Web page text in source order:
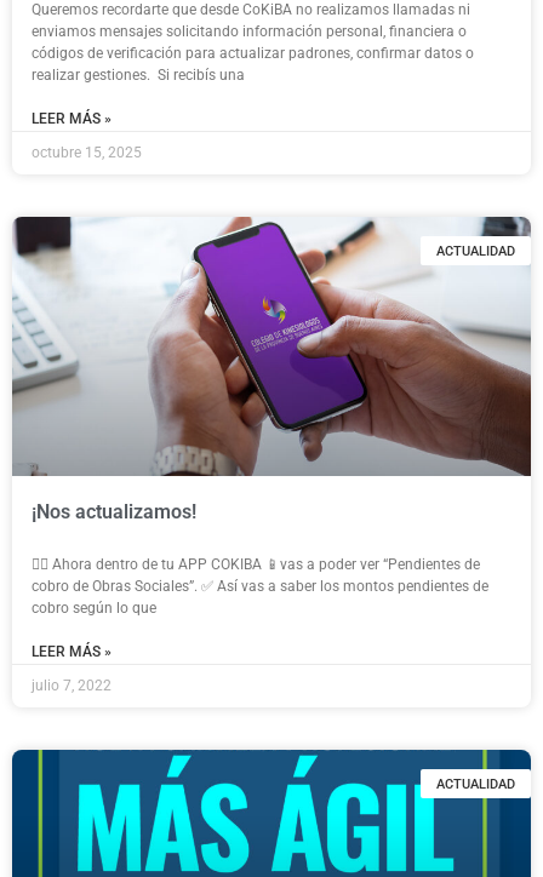
Queremos recordarte que desde CoKiBA no realizamos llamadas ni
enviamos mensajes solicitando información personal, financiera o
códigos de verificación para actualizar padrones, confirmar datos o
realizar gestiones. Si recibís una
LEER MÁS »
octubre 15, 2025
ACTUALIDAD
¡Nos actualizamos!
👉🏼 Ahora dentro de tu APP COKIBA 📱vas a poder ver “Pendientes de
cobro de Obras Sociales”. ✅ Así vas a saber los montos pendientes de
cobro según lo que
LEER MÁS »
julio 7, 2022
ACTUALIDAD